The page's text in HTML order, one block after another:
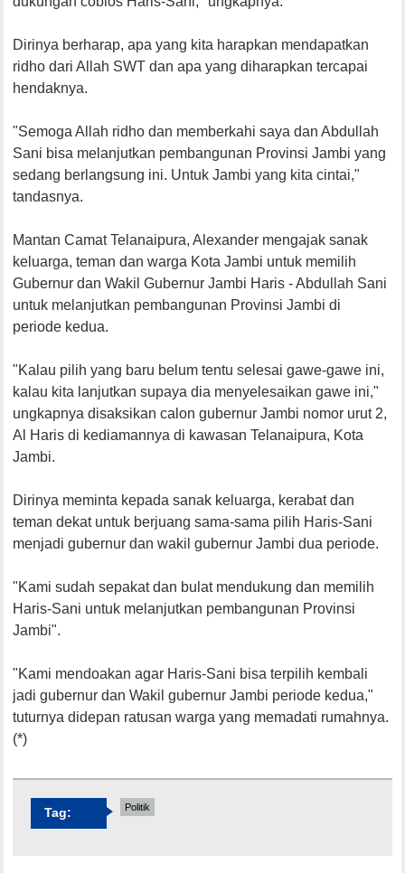
Dirinya berharap, apa yang kita harapkan mendapatkan
ridho dari Allah SWT dan apa yang diharapkan tercapai
hendaknya.
"Semoga Allah ridho dan memberkahi saya dan Abdullah
Sani bisa melanjutkan pembangunan Provinsi Jambi yang
sedang berlangsung ini. Untuk Jambi yang kita cintai,"
tandasnya.
Mantan Camat Telanaipura, Alexander mengajak sanak
keluarga, teman dan warga Kota Jambi untuk memilih
Gubernur dan Wakil Gubernur Jambi Haris - Abdullah Sani
untuk melanjutkan pembangunan Provinsi Jambi di
periode kedua.
"Kalau pilih yang baru belum tentu selesai gawe-gawe ini,
kalau kita lanjutkan supaya dia menyelesaikan gawe ini,"
ungkapnya disaksikan calon gubernur Jambi nomor urut 2,
Al Haris di kediamannya di kawasan Telanaipura, Kota
Jambi.
Dirinya meminta kepada sanak keluarga, kerabat dan
teman dekat untuk berjuang sama-sama pilih Haris-Sani
menjadi gubernur dan wakil gubernur Jambi dua periode.
"Kami sudah sepakat dan bulat mendukung dan memilih
Haris-Sani untuk melanjutkan pembangunan Provinsi
Jambi".
"Kami mendoakan agar Haris-Sani bisa terpilih kembali
jadi gubernur dan Wakil gubernur Jambi periode kedua,"
tuturnya didepan ratusan warga yang memadati rumahnya.
(*)
Tag: Politik